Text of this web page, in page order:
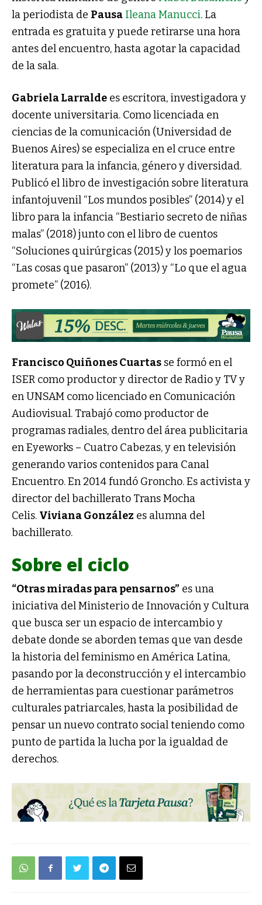
la periodista de Pausa Ileana Manucci. La
entrada es gratuita y puede retirarse una hora
antes del encuentro, hasta agotar la capacidad
de la sala.
Gabriela Larralde es escritora, investigadora y
docente universitaria. Como licenciada en
ciencias de la comunicación (Universidad de
Buenos Aires) se especializa en el cruce entre
literatura para la infancia, género y diversidad.
Publicó el libro de investigación sobre literatura
infantojuvenil “Los mundos posibles” (2014) y el
libro para la infancia “Bestiario secreto de niñas
malas” (2018) junto con el libro de cuentos
“Soluciones quirúrgicas (2015) y los poemarios
“Las cosas que pasaron” (2013) y “Lo que el agua
promete” (2016).
Francisco Quiñones Cuartas se formó en el
ISER como productor y director de Radio y TV y
en UNSAM como licenciado en Comunicación
Audiovisual. Trabajó como productor de
programas radiales, dentro del área publicitaria
en Eyeworks – Cuatro Cabezas, y en televisión
generando varios contenidos para Canal
Encuentro. En 2014 fundó Groncho. Es activista y
director del bachillerato Trans Mocha
Celis. Viviana González es alumna del
bachillerato.
Sobre el ciclo
“Otras miradas para pensarnos” es una
iniciativa del Ministerio de Innovación y Cultura
que busca ser un espacio de intercambio y
debate donde se aborden temas que van desde
la historia del feminismo en América Latina,
pasando por la deconstrucción y el intercambio
de herramientas para cuestionar parámetros
culturales patriarcales, hasta la posibilidad de
pensar un nuevo contrato social teniendo como
punto de partida la lucha por la igualdad de
derechos.